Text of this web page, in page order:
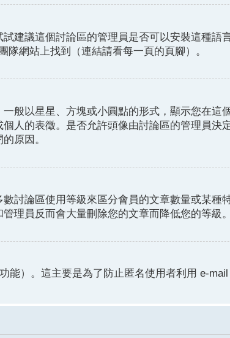
建議這個討論區的管理員是否可以安裝這種語
網站上找到（連結請看每一頁的頁腳）。
般以星星、方塊或小圓點的形式，顯示您在這
人的表徵。是否允許頭像由討論區的管理員決
原因。
討論區使用等級來區分會員的文章數量或某種
理員反而會大量刪除您的文章而降低您的等級。
）。這主要是為了防止匿名使用者利用 e-mail